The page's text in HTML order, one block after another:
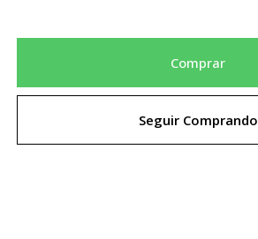
Comprar
Seguir Comprando